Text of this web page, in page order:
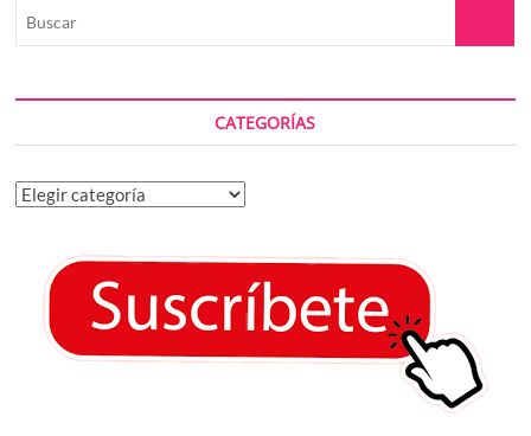
CATEGORÍAS
Categorías